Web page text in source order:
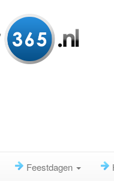
Feestdagen